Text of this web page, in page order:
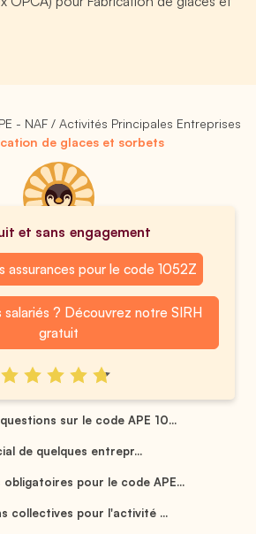
- NAF / Activités Principales Entreprises
de glaces et sorbets
et sans engagement
assurances pour le code 1052Z
salariés ? Découvrez notre SIRH
gratuit
sur le code APE 10...
de quelques entrepr...
obligatoires pour le code APE...
collectives pour l'activité ...